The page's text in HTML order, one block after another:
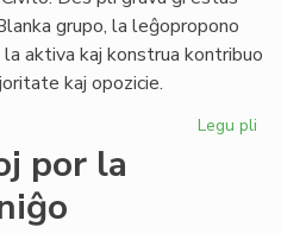
grupo, la leĝopropono
aktiva kaj konstrua kontribuo
kaj opozicie.
Legu pli
por la